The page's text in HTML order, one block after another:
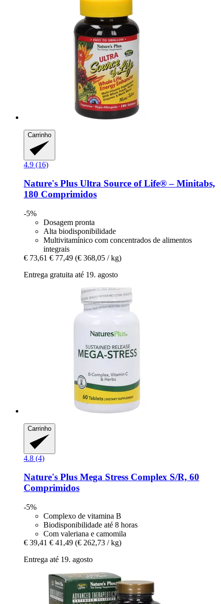
Carrinho
4.9 (16)
Nature's Plus Ultra Source of Life® – Minitabs,
180 Comprimidos
-5%
Dosagem pronta
Alta biodisponibilidade
Multivitamínico com concentrados de alimentos
integrais
€ 73,61 € 77,49 (€ 368,05 / kg)
Entrega gratuita até 19. agosto
Carrinho
4.8 (4)
Nature's Plus Mega Stress Complex S/R, 60
Comprimidos
-5%
Complexo de vitamina B
Biodisponibilidade até 8 horas
Com valeriana e camomila
€ 39,41 € 41,49 (€ 262,73 / kg)
Entrega até 19. agosto